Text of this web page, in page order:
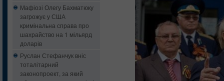
Мафіозі Олегу Бахматюку
загрожує у США
кримінальна справа про
шахрайство на 1 мільярд
доларів
Руслан Стефанчук вніс
тоталітарний
законопроект, за який